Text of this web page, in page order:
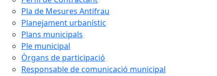
Pla de Mesures Antifrau
Planejament urbanístic
Plans municipals
Ple municipal
Òrgans de participació
Responsable de comunicació municipal